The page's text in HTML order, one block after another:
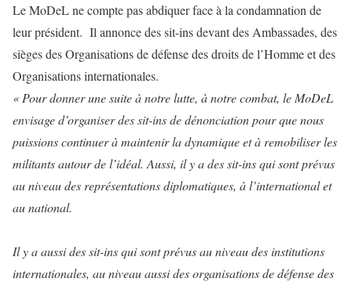
Le MoDeL ne compte pas abdiquer face à la condamnation de
leur président. Il annonce des sit-ins devant des Ambassades, des
sièges des Organisations de défense des droits de l’Homme et des
Organisations internationales.
« Pour donner une suite à notre lutte, à notre combat, le MoDeL
envisage d’organiser des sit-ins de dénonciation pour que nous
puissions continuer à maintenir la dynamique et à remobiliser les
militants autour de l’idéal. Aussi, il y a des sit-ins qui sont prévus
au niveau des représentations diplomatiques, à l’international et
au national.
Il y a aussi des sit-ins qui sont prévus au niveau des institutions
internationales, au niveau aussi des organisations de défense des